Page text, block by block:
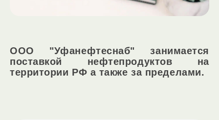
ООО "Уфанефтеснаб" занимается
поставкой нефтепродуктов на
территории РФ а также за пределами.